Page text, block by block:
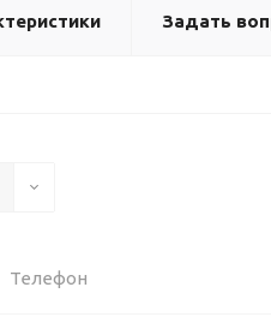
Задать
Телефон